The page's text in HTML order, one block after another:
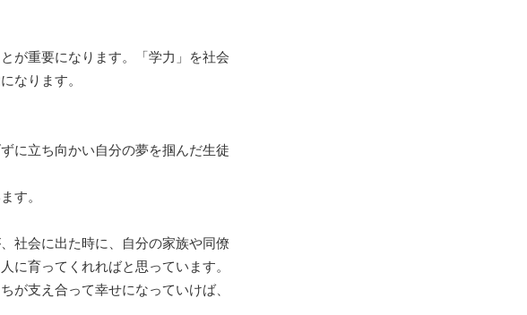
が重要になります。「学力」を社会
なります。
に立ち向かい自分の夢を掴んだ生徒
す。
社会に出た時に、自分の家族や同僚
に育ってくれればと思っています。
が支え合って幸せになっていけば、